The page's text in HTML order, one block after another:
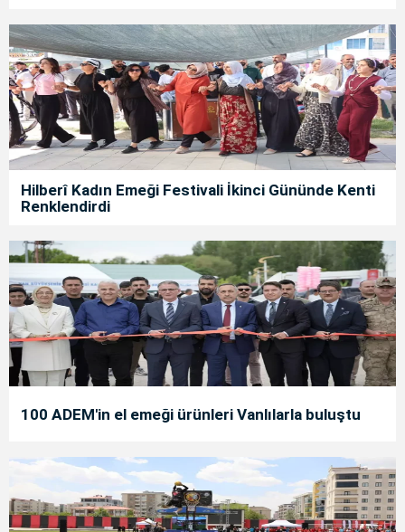
Hilberî Kadın Emeği Festivali İkinci Gününde Kenti
Renklendirdi
100 ADEM'in el emeği ürünleri Vanlılarla buluştu